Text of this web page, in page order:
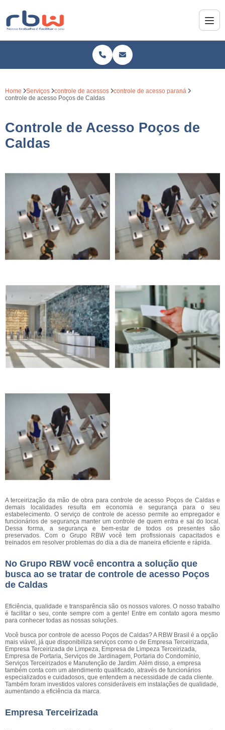
Home Serviços controle de acessos
controle de acesso paraná
controle de acesso Poços de Caldas
Controle de Acesso Poços de
Caldas
A terceirização da mão de obra para controle de acesso Poços de Caldas e
demais localidades resulta em economia e segurança para o seu
estabelecimento. O serviço de controle de acesso permite ao empregador e
funcionários de segurança manter um controle de quem entra e sai do local.
Dessa forma, a segurança e bem-estar de todos os presentes são
preservados. Com o Grupo RBW você tem profissionais capacitados e
treinados em resolver problemas do dia a dia de maneira eficiente e rápida.
No Grupo RBW você encontra a solução que
busca ao se tratar de controle de acesso Poços
de Caldas
Eficiência, qualidade e transparência são os nossos valores. O nosso trabalho
é facilitar o seu, conte sempre com a gente! Entre em contato agora mesmo
para conhecer todas as nossas soluções.
Você busca por controle de acesso Poços de Caldas? A RBW Brasil é a opção
mais viável, já que disponibiliza serviços como o de Empresa Terceirizada,
Empresa Terceirizada de Limpeza, Empresa de Limpeza Terceirizada,
Empresa de Portaria, Serviços de Jardinagem, Portaria do Condomínio,
Serviços Terceirizados e Manutenção de Jardim. Além disso, a empresa
também conta com um atendimento qualificado, através de funcionários
especializados e cuidadosos, que entendem a necessidade de cada cliente.
Também foram investidos valores consideráveis em instalações de qualidade,
aumentando a eficiência da marca.
Empresa Terceirizada